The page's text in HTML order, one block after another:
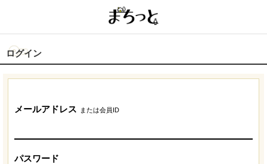
ログイン
メールアドレス または会員ID
パスワード